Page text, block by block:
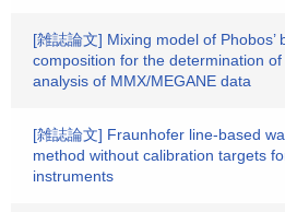
[雑誌論文] Mixing model of Phobos’
composition for the determination
analysis of MMX/MEGANE data
[雑誌論文] Fraunhofer line-based
method without calibration targets
instruments